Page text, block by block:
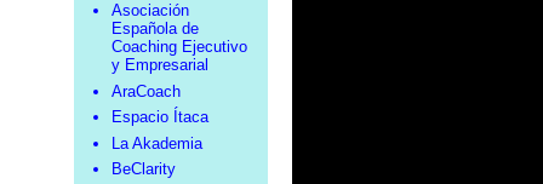
Asociación
Española de
Coaching Ejecutivo
y Empresarial
AraCoach
Espacio Ítaca
La Akademia
BeClarity